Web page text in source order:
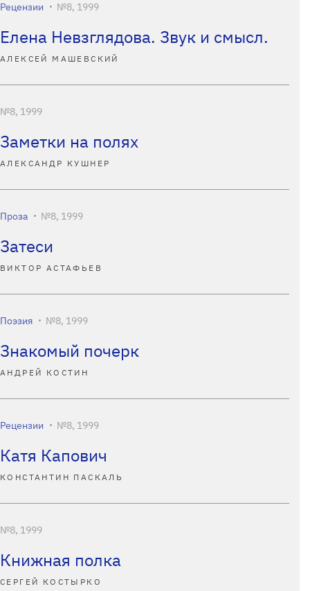
Рецензии №8, 1999
Елена Невзглядова. Звук и смысл.
АЛЕКСЕЙ МАШЕВСКИЙ
№8, 1999
Заметки на полях
АЛЕКСАНДР КУШНЕР
Проза №8, 1999
Затеси
ВИКТОР АСТАФЬЕВ
Поэзия №8, 1999
Знакомый почерк
АНДРЕЙ КОСТИН
Рецензии №8, 1999
Катя Капович
КОНСТАНТИН ПАСКАЛЬ
№8, 1999
Книжная полка
СЕРГЕЙ КОСТЫРКО